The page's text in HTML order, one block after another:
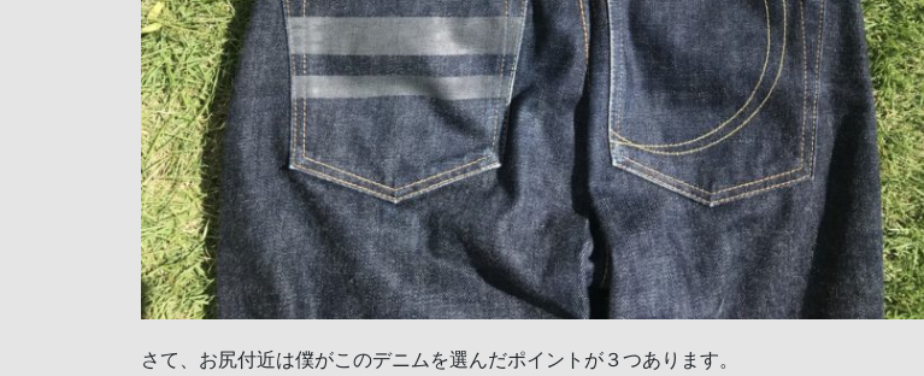
さて、お尻付近は僕がこのデニムを選んだポイントが３つあります。